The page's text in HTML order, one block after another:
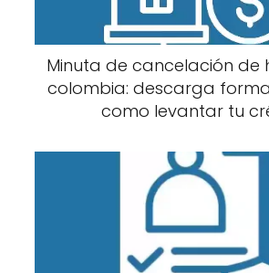
Minuta de cancelación de
colombia: descarga
como levantar tu